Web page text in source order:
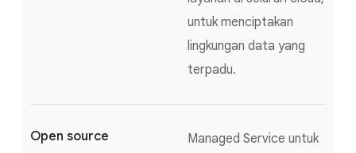
untuk menciptakan
lingkungan data yang
terpadu.
Open source
Managed Service untuk